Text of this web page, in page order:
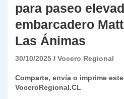
para paseo
embarcadero
Las Ánimas
30/10/2025 Vocero Regional
Comparte, envía o imprime
VoceroRegional.CL